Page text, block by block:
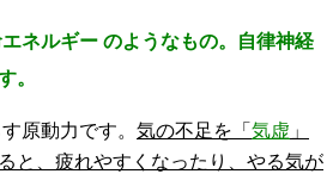
ネルギー のようなもの。自律神経
。
原動力です。 気の不足を「 気虚 」
と、疲れやすくなったり、やる気が